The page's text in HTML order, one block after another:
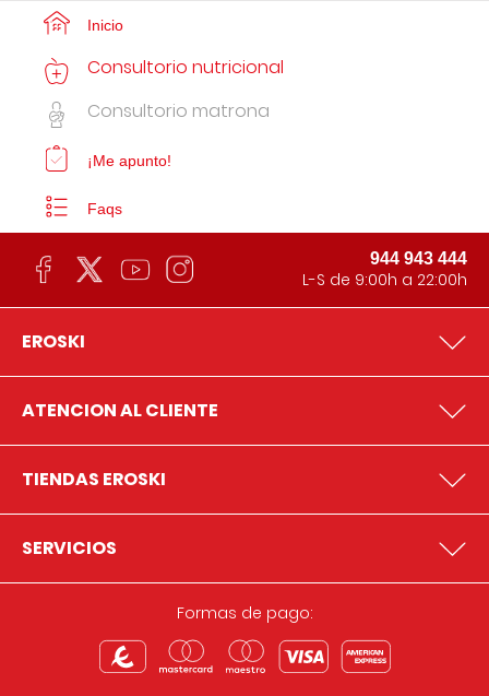
Inicio
Consultorio nutricional
Consultorio matrona
¡Me apunto!
Faqs
944 943 444
L-S de 9:00h a 22:00h
EROSKI
ATENCION AL CLIENTE
TIENDAS EROSKI
SERVICIOS
Formas de pago: